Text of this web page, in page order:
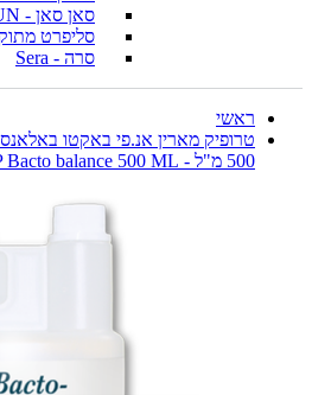
סאן סאן - SUNSUN
סליפרט
סרה - Sera
ראשי
טרופיק מארין אנ.פי באקטו
500 מ"ל - NP Bacto balance 500 ML